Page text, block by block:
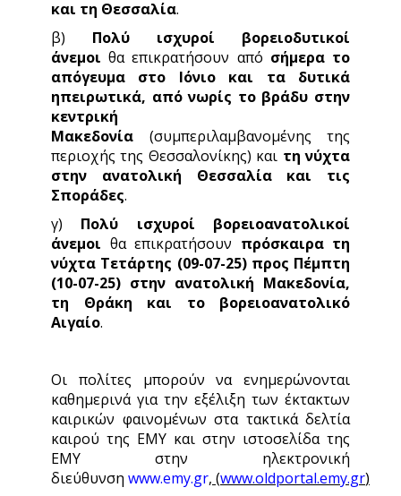
και τη Θεσσαλία.
β) Πολύ ισχυροί βορειοδυτικοί
άνεμοι θα επικρατήσουν από σήμερα το
απόγευμα στο Ιόνιο και τα δυτικά
ηπειρωτικά, από νωρίς το βράδυ στην
κεντρική
Μακεδονία (συμπεριλαμβανομένης της
περιοχής της Θεσσαλονίκης) και τη νύχτα
στην ανατολική Θεσσαλία και τις
Σποράδες.
γ) Πολύ ισχυροί βορειοανατολικοί
άνεμοι θα επικρατήσουν πρόσκαιρα τη
νύχτα Τετάρτης (09-07-25) προς Πέμπτη
(10-07-25) στην ανατολική Μακεδονία,
τη Θράκη και το βορειοανατολικό
Αιγαίο.
Οι πολίτες μπορούν να ενημερώνονται
καθημερινά για την εξέλιξη των έκτακτων
καιρικών φαινομένων στα τακτικά δελτία
καιρού της ΕΜΥ και στην ιστοσελίδα της
ΕΜΥ στην ηλεκτρονική
διεύθυνση www.emy.gr, (www.oldportal.emy.gr)